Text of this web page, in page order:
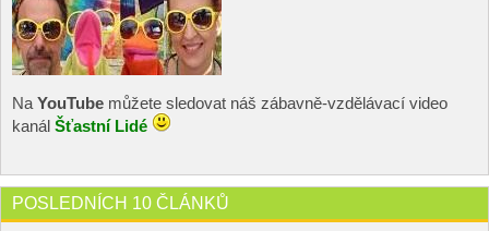
Na YouTube můžete sledovat náš zábavně-vzdělávací video
kanál Šťastní Lidé
POSLEDNÍCH 10 ČLÁNKŮ